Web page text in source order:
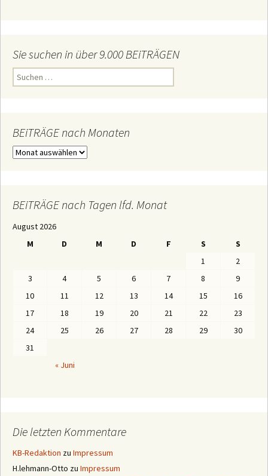
Sie suchen in über 9.000 BEiTRÄGEN
n
a
c
h
BEiTRÄGE nach Monaten
B
E
G
n
BEiTRÄGE nach Tagen lfd. Monat
August 2026
M
D M D F S S
« Juni
1
2
3
4 5 6 7 8
9
10
11 12 13 14 15
16
17
18 19 20 21 22
23
24
25 26 27 28 29
30
31
Die letzten Kommentare
KB-Redaktion zu Impressum
H.lehmann-Otto zu Impressum